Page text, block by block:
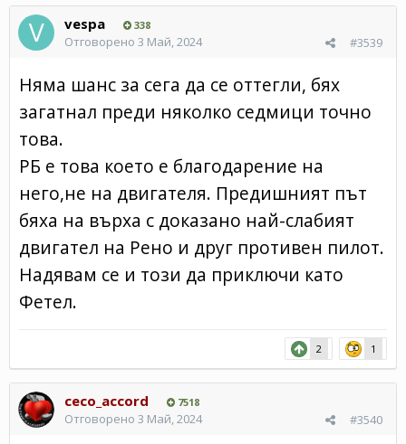
vespa 338
#3539
Отговорено 3 Май, 2024
Няма шанс за сега да се оттегли, бях
загатнал преди няколко седмици точно
това.
РБ е това което е благодарение на
него,не на двигателя. Предишният път
бяха на върха с доказано най-слабият
двигател на Рено и друг противен пилот.
Надявам се и този да приключи като
Фетел.
2 1
ceco_accord 7518
#3540
Отговорено 3 Май, 2024